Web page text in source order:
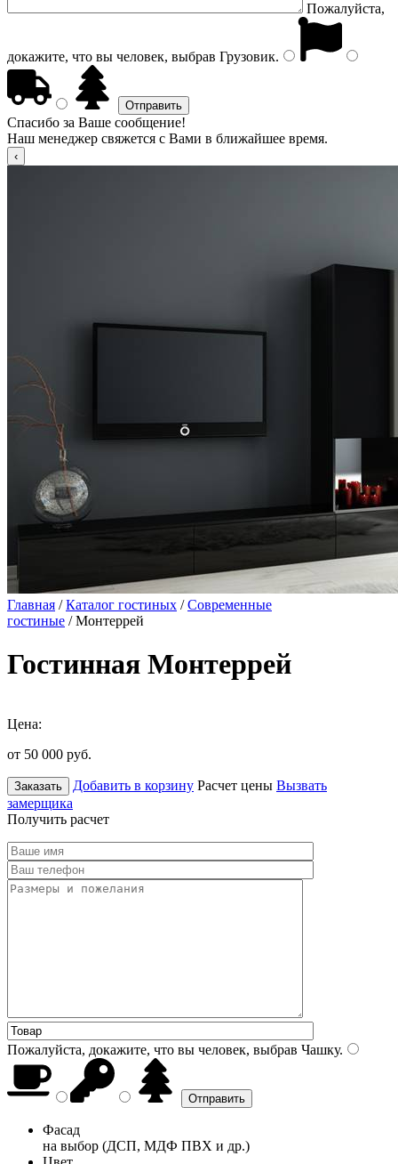
Пожалуйста,
докажите, что вы человек, выбрав Грузовик.
Спасибо за Ваше сообщение!
Наш менеджер свяжется с Вами в ближайшее время.
Главная /Каталог гостиных /Современные
гостиные / Монтеррей
Гостинная Монтеррей
Цена:
от 50 000 руб.
Заказать Добавить в корзину Расчет цены Вызвать
замерщика
Получить расчет
Пожалуйста, докажите, что вы человек, выбрав Чашку.
Фасад
на выбор (ДСП, МДФ ПВХ и др.)